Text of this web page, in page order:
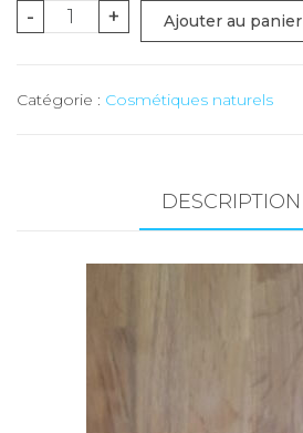
-
quantité
on
+ Ajouter au panier
Catégorie : Cosmétiques naturels
DESCRIPTION